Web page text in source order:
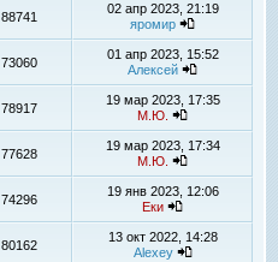
88741
02 апр 2023, 21:19
яромир
73060
01 апр 2023, 15:52
Алексей
78917
19 мар 2023, 17:35
М.Ю.
77628
19 мар 2023, 17:34
М.Ю.
74296
19 янв 2023, 12:06
Еки
80162
13 окт 2022, 14:28
Alexey